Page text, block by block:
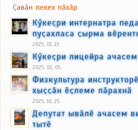
Ҫавӑн пекех пӑхӑр
Кӳкеҫри интернатра
пуҫахласа ҫырма
2025, 01, 21
Кӳкеҫри лицейра
2025, 02, 05
Физкультура
хыҫҫӑн ӗҫлеме пӑрахнӑ
2025, 10, 25
Депутат ывӑлӗ ачасем
тытӗ